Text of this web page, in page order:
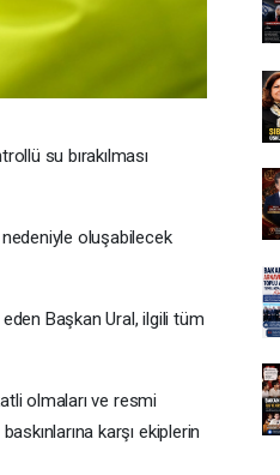
su bırakılması
nedeniyle oluşabilecek
Başkan Ural, ilgili tüm
olmaları ve resmi
karşı ekiplerin